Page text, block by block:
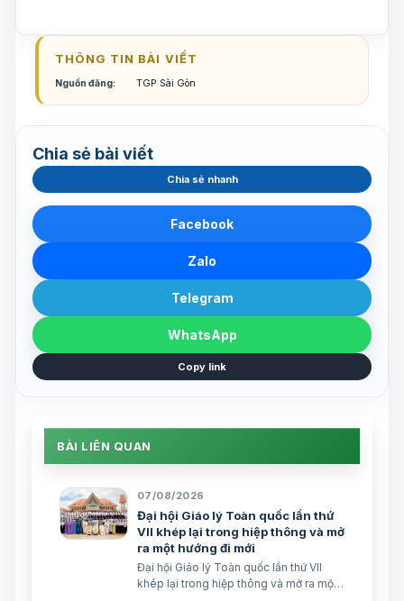
THÔNG TIN BÀI VIẾT
Nguồn đăng: TGP Sài Gòn
Chia sẻ bài viết
Chia sẻ nhanh
Facebook
Zalo
Telegram
WhatsApp
Copy link
BÀI LIÊN QUAN
07/08/2026
Đại hội Giáo lý Toàn quốc lần thứ
VII khép lại trong hiệp thông và mở
ra một hướng đi mới
Đại hội Giáo lý Toàn quốc lần thứ VII
khép lại trong hiệp thông và mở ra một